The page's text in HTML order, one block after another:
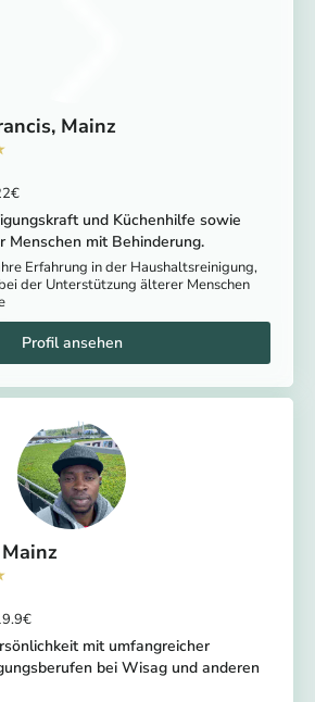
Mainz
und Küchenhilfe sowie
Menschen mit Behinderung.
Erfahrung in der Haushaltsreinigung,
der Unterstützung älterer Menschen
Mainz
mit umfangreicher
bei Wisag und anderen